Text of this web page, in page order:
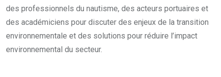
des professionnels du nautisme, des acteurs portuaires et
des académiciens pour discuter des enjeux de la transition
environnementale et des solutions pour réduire l’impact
environnemental du secteur.